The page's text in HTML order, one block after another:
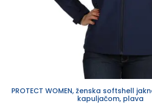
PROTECT WOMEN, ženska softshell
kapuljačom, plava